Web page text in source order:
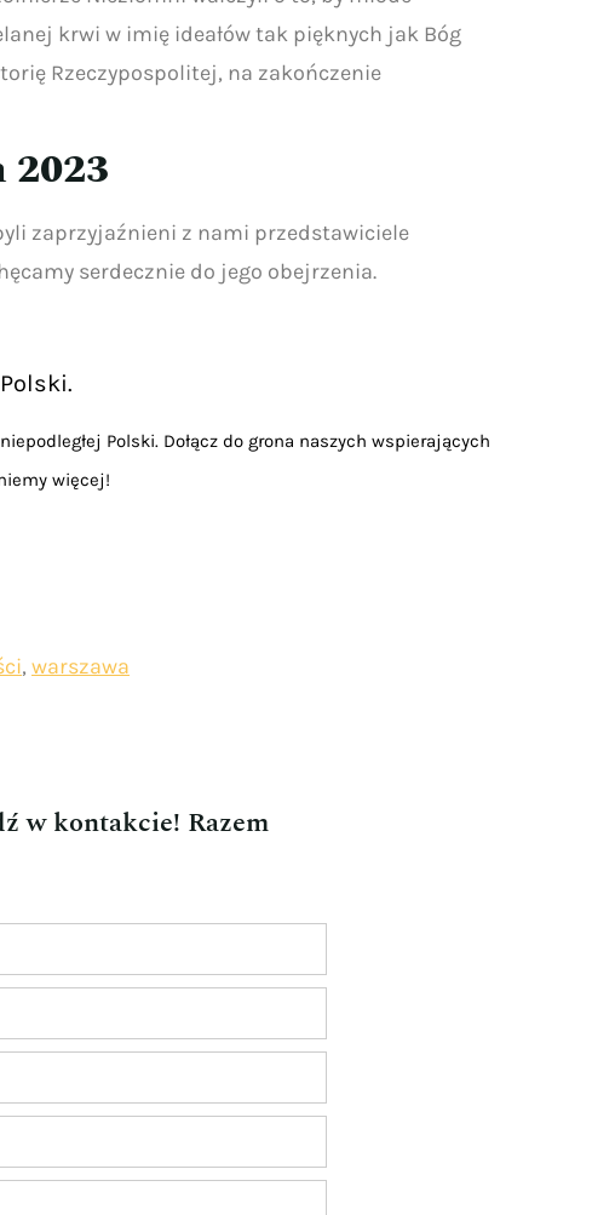
krwi w imię ideałów tak pięknych jak Bóg
Rzeczypospolitej, na zakończenie
2023
zaprzyjaźnieni z nami przedstawiciele
serdecznie do jego obejrzenia.
Polski. Dołącz do grona naszych wspierających
więcej!
, warszawa
w kontakcie! Razem